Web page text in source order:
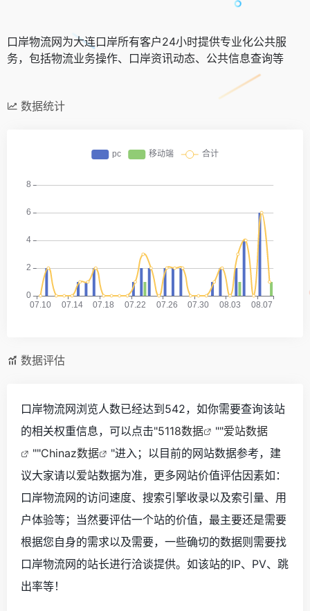
口岸物流网为大连口岸所有客户24小时提供专业化公共服
务，包括物流业务操作、口岸资讯动态、公共信息查询等
数据统计
数据评估
口岸物流网浏览人数已经达到542，如你需要查询该站
的相关权重信息，可以点击"5118数据 ""爱站数据
""Chinaz数据
"进入；以目前的网站数据参考，建
议大家请以爱站数据为准，更多网站价值评估因素如：
口岸物流网的访问速度、搜索引擎收录以及索引量、用
户体验等；当然要评估一个站的价值，最主要还是需要
根据您自身的需求以及需要，一些确切的数据则需要找
口岸物流网的站长进行洽谈提供。如该站的IP、PV、跳
出率等！